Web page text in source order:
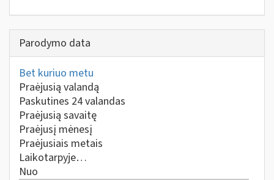
Parodymo data
Bet kuriuo metu
Praėjusią valandą
Paskutines 24 valandas
Praėjusią savaitę
Praėjusį mėnesį
Praėjusiais metais
Laikotarpyje…
Nuo